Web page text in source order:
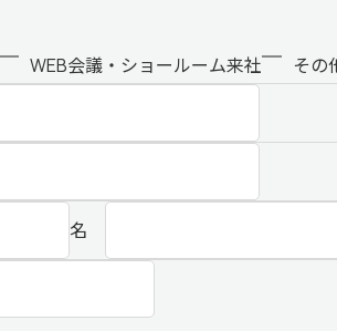
WEB会議・ショールーム来社 その
名